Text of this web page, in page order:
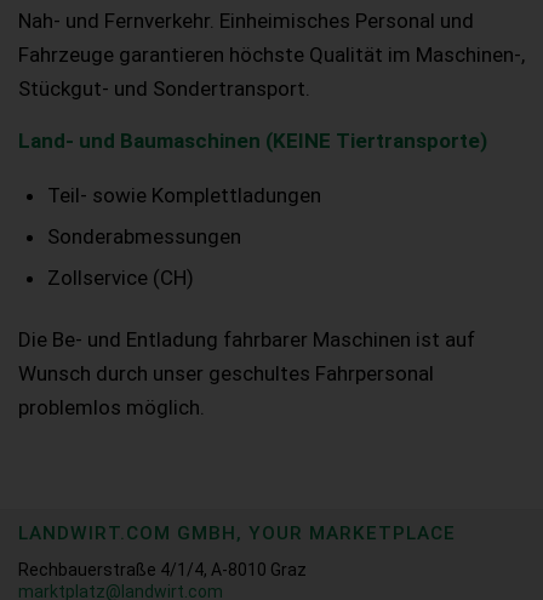
Nah- und Fernverkehr. Einheimisches Personal und
Fahrzeuge garantieren höchste Qualität im Maschinen-,
Stückgut- und Sondertransport.
Land- und Baumaschinen (KEINE Tiertransporte)
Teil- sowie Komplettladungen
Sonderabmessungen
Zollservice (CH)
Die Be- und Entladung fahrbarer Maschinen ist auf
Wunsch durch unser geschultes Fahrpersonal
problemlos möglich.
LANDWIRT.COM GMBH, YOUR MARKETPLACE
Rechbauerstraße 4/1/4, A-8010 Graz
marktplatz@landwirt.com